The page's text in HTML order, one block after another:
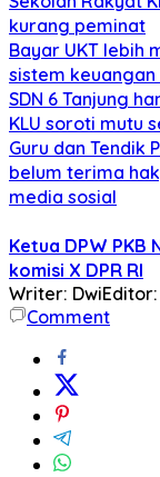
kurang peminat
Bayar UKT lebih
sistem
SDN 6 Tanjung
KLU soroti mutu
Guru dan Tendik
belum terima
media sosial
Ketua DPW PKB
komisi X DPR RI
Writer: Dwi
Comment